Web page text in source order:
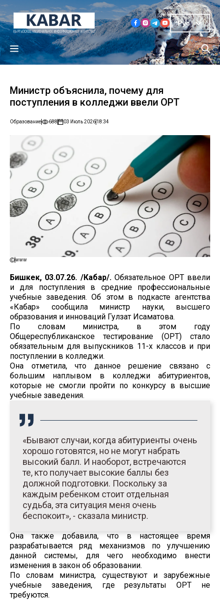
Рус
Министр объяснила, почему для
поступления в колледжи ввели ОРТ
Образование 688 03 Июль 202618:34
www
Бишкек, 03.07.26. /Кабар/.Обязательное ОРТ ввели
и для поступления в средние профессиональные
учебные заведения. Об этом в подкасте агентства
«Кабар» сообщила министр науки, высшего
образования и инноваций Гулзат Исаматова.
По словам министра, в этом году
Общереспубликанское тестирование (ОРТ) стало
обязательным для выпускников 11-х классов и при
поступлении в колледжи.
Она отметила, что данное решение связано с
большим наплывом в колледжи абитуриентов,
которые не смогли пройти по конкурсу в высшие
учебные заведения.
«Бывают случаи, когда абитуриенты очень
хорошо готовятся, но не могут набрать
высокий балл. И наоборот, встречаются
те, кто получает высокие баллы без
должной подготовки. Поскольку за
каждым ребенком стоит отдельная
судьба, эта ситуация меня очень
беспокоит», - сказала министр.
Она также добавила, что в настоящее время
разрабатывается ряд механизмов по улучшению
данной системы, для чего необходимо внести
изменения в закон об образовании.
По словам министра, существуют и зарубежные
учебные заведения, где результаты ОРТ не
требуются.